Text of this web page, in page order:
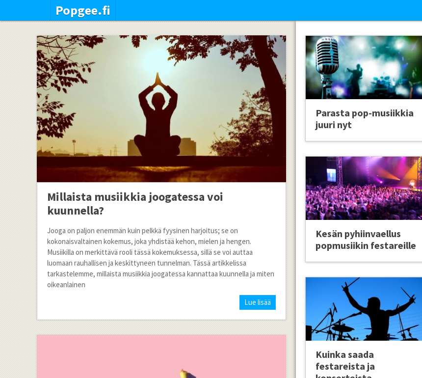
Popgee.fi
Millaista musiikkia joogatessa voi
kuunnella?
Jooga on paljon enemmän kuin pelkkä fyysinen harjoitus; se on
kokonaisvaltainen kokemus, joka yhdistää kehon, mielen ja hengen.
Musiikilla on merkittävä rooli tässä kokemuksessa, sillä se voi auttaa
luomaan rauhallisen ja keskittyneen tunnelman. Tässä artikkelissa
tarkastelemme, millaista musiikkia joogatessa kannattaa kuunnella ja miten
oikeanlainen
Lue lisää
Parasta pop-musiikkia
juuri nyt
Kesän pyhiinvaellus
popmusiikin festareille
Kuinka saada
festareista ja